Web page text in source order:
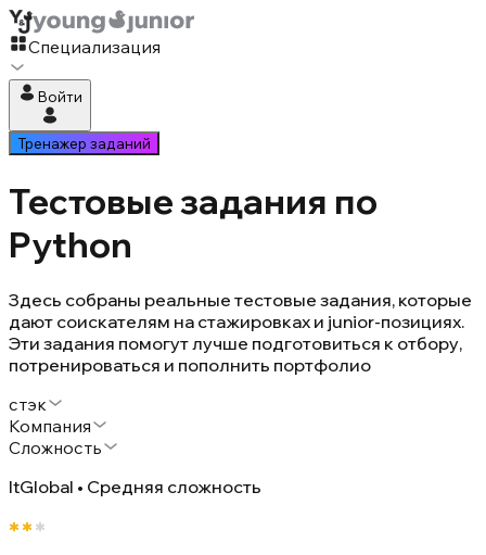
Специализация
Войти
Тренажер заданий
Тестовые задания по
Python
Здесь собраны реальные тестовые задания, которые
дают соискателям на стажировках и junior-позициях.
Эти задания помогут лучше подготовиться к отбору,
потренироваться и пополнить портфолио
стэк
Компания
Сложность
ItGlobal • Средняя сложность